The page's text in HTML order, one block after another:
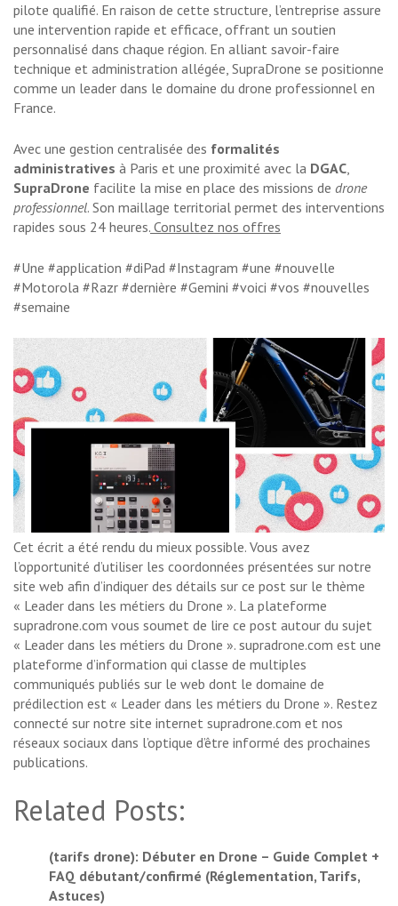
pilote qualifié. En raison de cette structure, l’entreprise assure
une intervention rapide et efficace, offrant un soutien
personnalisé dans chaque région. En alliant savoir-faire
technique et administration allégée, SupraDrone se positionne
comme un leader dans le domaine du drone professionnel en
France.
Avec une gestion centralisée des formalités
administratives à Paris et une proximité avec la DGAC,
SupraDrone facilite la mise en place des missions de drone
professionnel. Son maillage territorial permet des interventions
rapides sous 24 heures. Consultez nos offres
#Une #application #diPad #Instagram #une #nouvelle
#Motorola #Razr #dernière #Gemini #voici #vos #nouvelles
#semaine
Cet écrit a été rendu du mieux possible. Vous avez
l’opportunité d’utiliser les coordonnées présentées sur notre
site web afin d’indiquer des détails sur ce post sur le thème
« Leader dans les métiers du Drone ». La plateforme
supradrone.com vous soumet de lire ce post autour du sujet
« Leader dans les métiers du Drone ». supradrone.com est une
plateforme d’information qui classe de multiples
communiqués publiés sur le web dont le domaine de
prédilection est « Leader dans les métiers du Drone ». Restez
connecté sur notre site internet supradrone.com et nos
réseaux sociaux dans l’optique d’être informé des prochaines
publications.
Related Posts:
(tarifs drone): Débuter en Drone – Guide Complet +
FAQ débutant/confirmé (Réglementation, Tarifs,
Astuces)